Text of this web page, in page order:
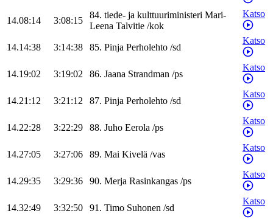
14.08:14 3:08:15
84. tiede- ja kulttuuriministeri Mari-
Leena Talvitie /kok
Katso
14.14:38 3:14:38 85. Pinja Perholehto /sd
Katso
14.19:02 3:19:02 86. Jaana Strandman /ps
Katso
14.21:12 3:21:12 87. Pinja Perholehto /sd
Katso
14.22:28 3:22:29 88. Juho Eerola /ps
Katso
14.27:05 3:27:06 89. Mai Kivelä /vas
Katso
14.29:35 3:29:36 90. Merja Rasinkangas /ps
Katso
14.32:49 3:32:50 91. Timo Suhonen /sd
Katso